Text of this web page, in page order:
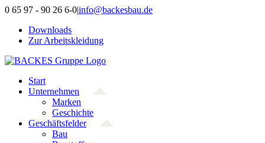
Zum
springen
0 65 97 - 90 26 6-0|info@backesbau.de
Downloads
Zur Arbeitskleidung
Start
Unternehmen
Marken
Geschichte
Geschäftsfelder
Bau